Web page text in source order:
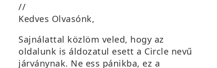
//
Kedves Olvasónk,
Sajnálattal közlöm veled, hogy az
oldalunk is áldozatul esett a Circle nevű
járványnak. Ne ess pánikba, ez a